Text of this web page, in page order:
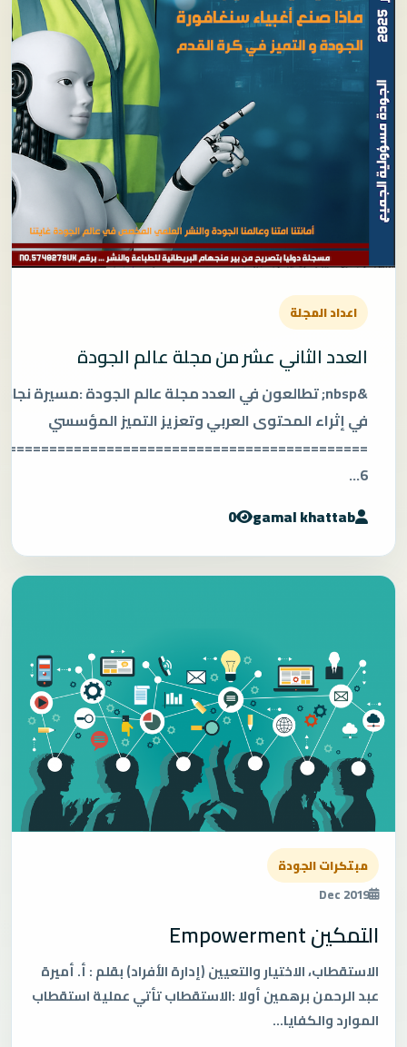
اعداد المجلة
العدد الثاني عشر من مجلة عالم الجودة
‬في‭ ‬إثراء‭ ‬المحتوى‭ ‬العربي‭ ‬وتعزيز‭ ‬التميز‭ ‬المؤسسي
‬6...
gamal khattab
0
مبتكرات الجودة
Dec 2019
التمكين Empowerment
الاستقطاب، الاختيار والتعيين (إدارة الأفراد) بقلم : أ. أميرة
عبد الرحمن برهمين أولا :الاستقطاب تأتي عملية استقطاب
الموارد والكفايا...